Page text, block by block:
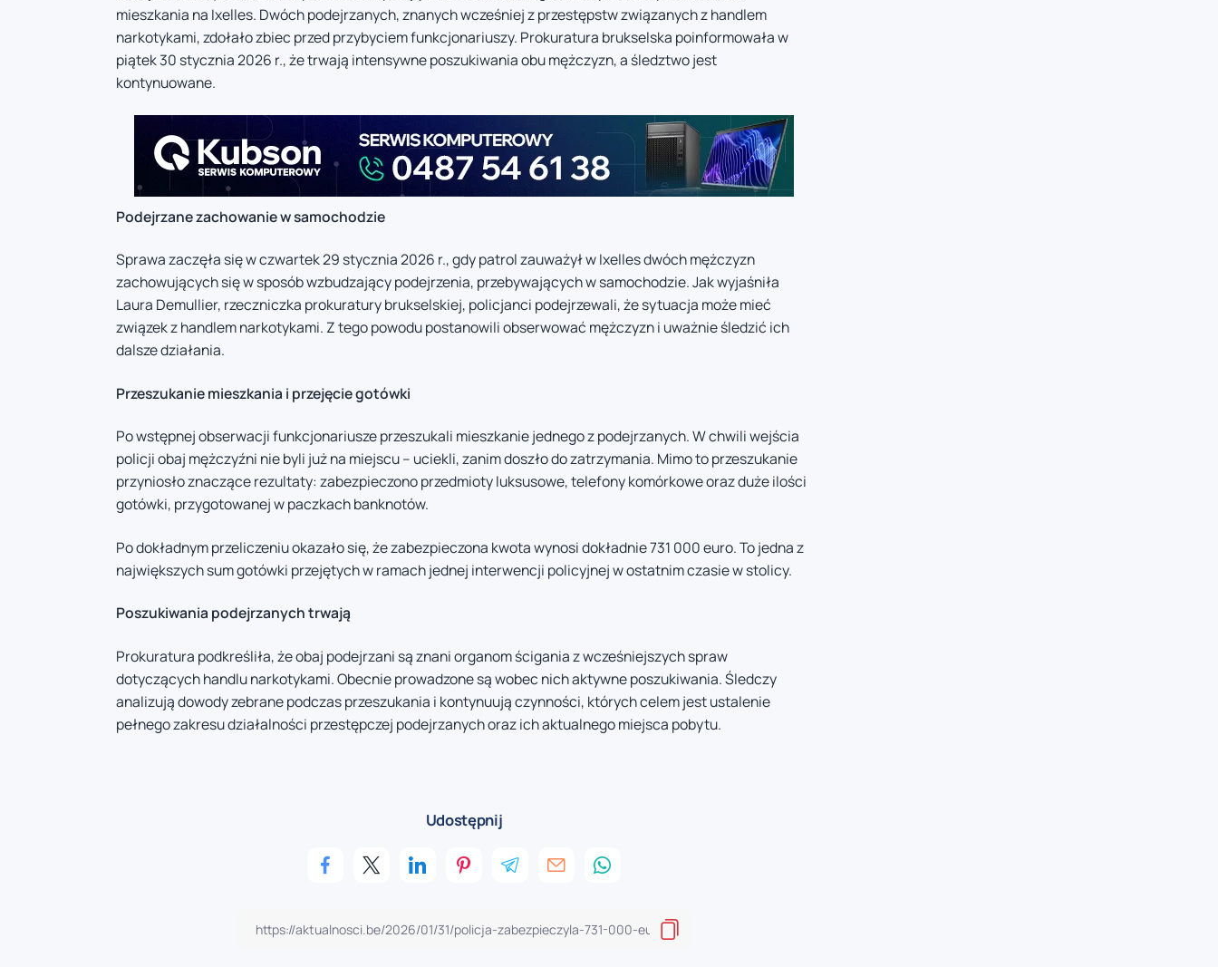
mieszkania na Ixelles. Dwóch podejrzanych, znanych wcześniej z przestępstw związanych z handlem
narkotykami, zdołało zbiec przed przybyciem funkcjonariuszy. Prokuratura brukselska poinformowała w
piątek 30 stycznia 2026 r., że trwają intensywne poszukiwania obu mężczyzn, a śledztwo jest
kontynuowane.
Podejrzane zachowanie w samochodzie
Sprawa zaczęła się w czwartek 29 stycznia 2026 r., gdy patrol zauważył w Ixelles dwóch mężczyzn
zachowujących się w sposób wzbudzający podejrzenia, przebywających w samochodzie. Jak wyjaśniła
Laura Demullier, rzeczniczka prokuratury brukselskiej, policjanci podejrzewali, że sytuacja może mieć
związek z handlem narkotykami. Z tego powodu postanowili obserwować mężczyzn i uważnie śledzić ich
dalsze działania.
Przeszukanie mieszkania i przejęcie gotówki
Po wstępnej obserwacji funkcjonariusze przeszukali mieszkanie jednego z podejrzanych. W chwili wejścia
policji obaj mężczyźni nie byli już na miejscu – uciekli, zanim doszło do zatrzymania. Mimo to przeszukanie
przyniosło znaczące rezultaty: zabezpieczono przedmioty luksusowe, telefony komórkowe oraz duże ilości
gotówki, przygotowanej w paczkach banknotów.
Po dokładnym przeliczeniu okazało się, że zabezpieczona kwota wynosi dokładnie 731 000 euro. To jedna z
największych sum gotówki przejętych w ramach jednej interwencji policyjnej w ostatnim czasie w stolicy.
Poszukiwania podejrzanych trwają
Prokuratura podkreśliła, że obaj podejrzani są znani organom ścigania z wcześniejszych spraw
dotyczących handlu narkotykami. Obecnie prowadzone są wobec nich aktywne poszukiwania. Śledczy
analizują dowody zebrane podczas przeszukania i kontynuują czynności, których celem jest ustalenie
pełnego zakresu działalności przestępczej podejrzanych oraz ich aktualnego miejsca pobytu.
Udostępnij